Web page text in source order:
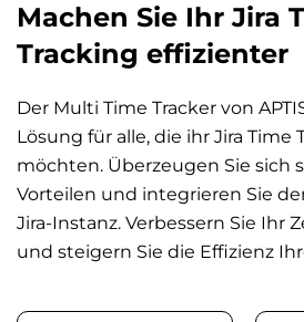
Machen Sie Ihr Jira
Tracking effizienter
Der Multi Time Tracker von
Lösung für alle, die ihr Jira
möchten. Überzeugen Sie sich
Vorteilen und integrieren Sie
Jira-Instanz. Verbessern Sie Ihr
und steigern Sie die Effizienz